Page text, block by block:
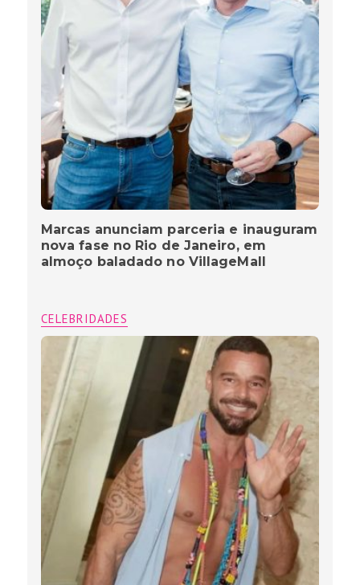
Marcas anunciam parceria e inauguram
nova fase no Rio de Janeiro, em
almoço baladado no VillageMall
CELEBRIDADES